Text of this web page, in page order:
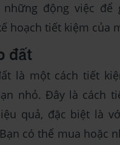
những động việc để
hoạch tiết kiệm của
đất
là một cách tiết
nhỏ. Đây là cách
quả, đặc biệt là
có thể mua hoặc